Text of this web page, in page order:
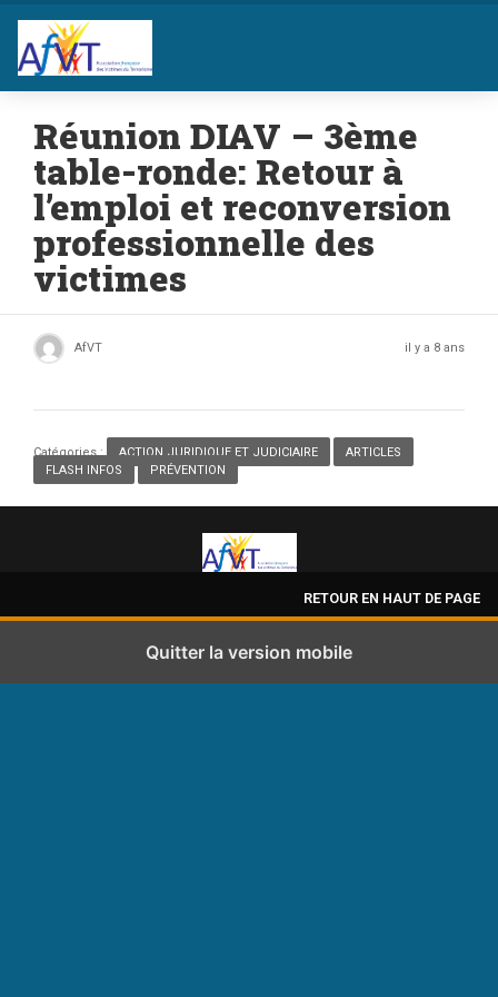
Réunion DIAV – 3ème
table-ronde: Retour à
l’emploi et reconversion
professionnelle des
victimes
AfVT il y a 8 ans
Catégories : ACTION JURIDIQUE ET JUDICIAIRE ARTICLES
FLASH INFOS
, PRÉVENTION
RETOUR EN HAUT DE PAGE
Quitter la version mobile